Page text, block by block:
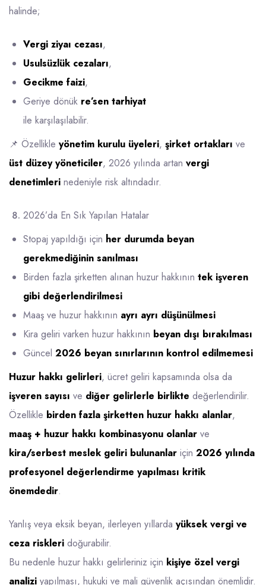
halinde;
Vergi ziyaı cezası,
Usulsüzlük cezaları,
Gecikme faizi,
Geriye dönük re’sen tarhiyat
ile karşılaşılabilir.
📌 Özellikle yönetim kurulu üyeleri, şirket ortakları ve
üst düzey yöneticiler, 2026 yılında artan vergi
denetimleri nedeniyle risk altındadır.
2026’da En Sık Yapılan Hatalar
Stopaj yapıldığı için her durumda beyan
gerekmediğinin sanılması
Birden fazla şirketten alınan huzur hakkının tek işveren
gibi değerlendirilmesi
Maaş ve huzur hakkının ayrı ayrı düşünülmesi
Kira geliri varken huzur hakkının beyan dışı bırakılması
Güncel 2026 beyan sınırlarının kontrol edilmemesi
Huzur hakkı gelirleri, ücret geliri kapsamında olsa da
işveren sayısı ve diğer gelirlerle birlikte değerlendirilir.
Özellikle birden fazla şirketten huzur hakkı alanlar,
maaş + huzur hakkı kombinasyonu olanlar ve
kira/serbest meslek geliri bulunanlar için 2026 yılında
profesyonel değerlendirme yapılması kritik
önemdedir.
Yanlış veya eksik beyan, ilerleyen yıllarda yüksek vergi ve
ceza riskleri doğurabilir.
Bu nedenle huzur hakkı gelirleriniz için kişiye özel vergi
analizi yapılması, hukuki ve mali güvenlik açısından önemlidir.